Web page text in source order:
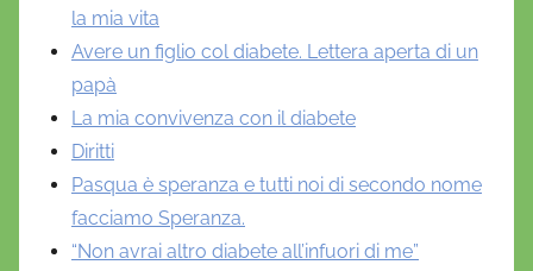
la mia vita
Avere un figlio col diabete. Lettera aperta di un
papà
La mia convivenza con il diabete
Diritti
Pasqua è speranza e tutti noi di secondo nome
facciamo Speranza.
“Non avrai altro diabete all’infuori di me”